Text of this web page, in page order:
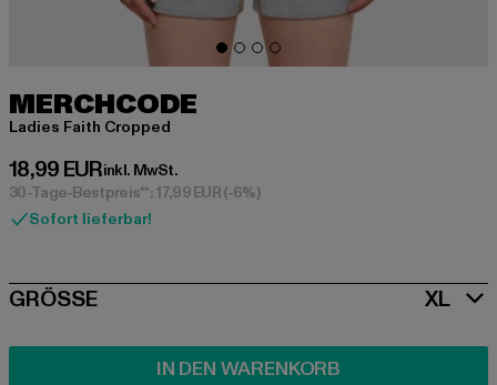
MERCHCODE
Ladies Faith Cropped
18,99 EUR
Derzeitiger Preis: 18,99 EUR
inkl. MwSt.
30-Tage-Bestpreis**: 17,99 EUR(-6%)
Sofort lieferbar!
SIZE
GRÖSSE XL
IN DEN WARENKORB